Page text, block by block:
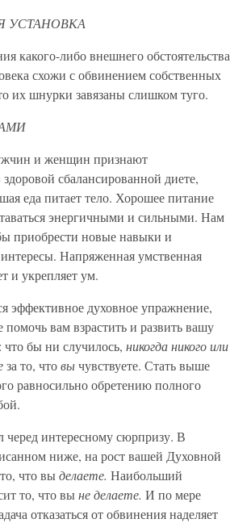
УСТАНОВКА
какого-либо внешнего обстоятельства
схожи с обвинением собственных
их шнурки завязаны слишком туго.
и женщин признают
сбалансированной диете,
еда питает тело. Хорошее питание
энергичными и сильными. Нам
приобрести новые навыки и
Напряженная умственная
и укрепляет ум.
эффективное духовное упражнение,
помочь вам взрастить и развить вашу
бы ни случилось, никогда никого или
за то, чтовычувствуете. Стать выше
равносильно обретению полного
черед интересному сюрпризу. В
ниже, на рост вашей Духовной
что выделаете. Наибольший
то, что выне делаете. И по мере
отказаться от обвинения наделяет